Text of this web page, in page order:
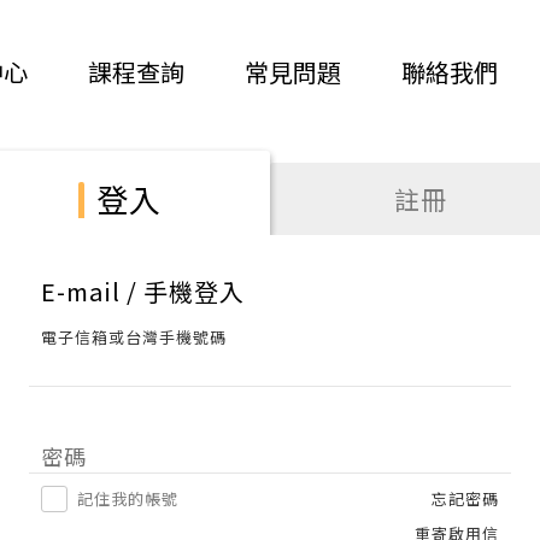
課程查詢 常見問題 聯絡我們
登入 註冊
E-mail / 手機登入
電子信箱或台灣手機號碼
密碼
記住我的帳號
忘記密碼
重寄啟用信